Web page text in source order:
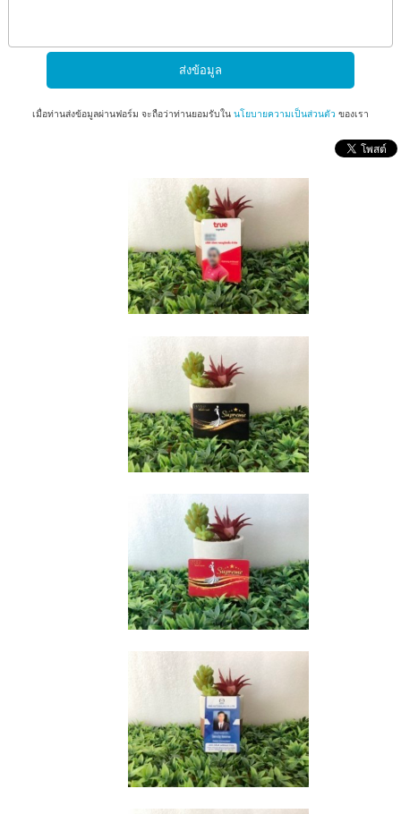
เมื่อท่านส่งข้อมูลผ่านฟอร์ม จะถือว่าท่านยอมรับใน นโยบายความเป็นส่วนตัว ของเรา